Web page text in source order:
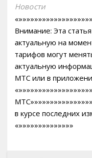
Новости
Внимание: Эта
актуальную на
тарифов могут
актуальную
МТС или в
в курсе последних
«»»»»»»»»»»»»»»